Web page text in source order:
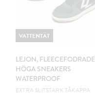
LEJON, FLEECEFODRADE
HÖGA SNEAKERS
WATERPROOF
EXTRA SLITSTARK TÅKAPPA
VATTENTÄT